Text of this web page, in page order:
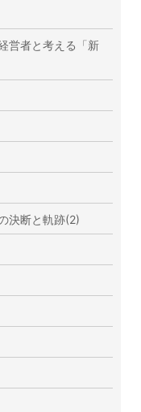
営者と考える「新
決断と軌跡(2)